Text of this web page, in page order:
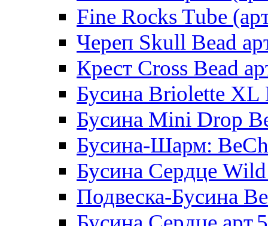
Fine Rocks Tube
Череп Skull Bead
Крест Cross Bead
Бусина Briolette XL
Бусина Mini Drop
Бусина-Шарм:
Бусина Сердце
Подвеска-Бусина